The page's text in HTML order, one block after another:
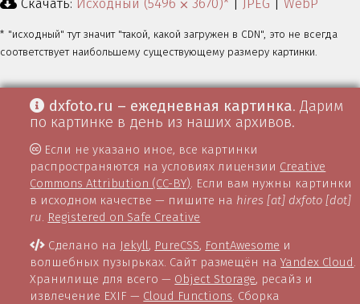
* "исходный" тут значит "такой, какой загружен в CDN", это не всегда
соответствует наибольшему существующему размеру картинки.
dxfoto.ru – ежедневная картинка. Дарим
по картинке в день из наших архивов.
Если не указано иное, все картинки
распространяются на условиях лицензии Creative
Commons Attribution (CC-BY). Если вам нужны картинки
в исходном качестве — пишите на hires [at] dxfoto [dot]
ru. Registered on Safe Creative
Сделано на Jekyll, PureCSS, FontAwesome и
волшебных пузырьках. Сайт размещён наYandex Cloud
Хранилище для всего — Object Storage, ресайз и
извлечение EXIF — Cloud Functions . Сборка